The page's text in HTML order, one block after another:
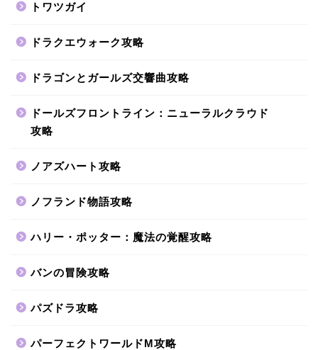
トワツガイ
ドラクエウォーク攻略
ドラゴンとガールズ交響曲攻略
ドールズフロントライン：ニューラルクラウド
攻略
ノアズハート攻略
ノフランド物語攻略
ハリー・ポッター：魔法の覚醒攻略
バンの冒険攻略
パズドラ攻略
パーフェクトワールドM攻略